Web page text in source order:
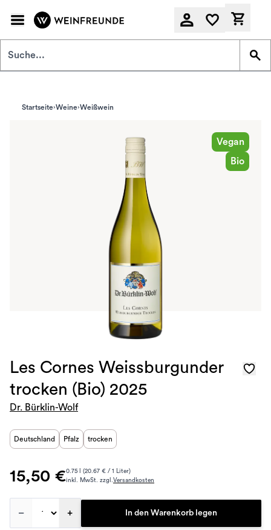
Startseite Weine Weißwein
Vegan
Bio
Les Cornes Weissburgunder
trocken (Bio) 2025
Dr. Bürklin-Wolf
Deutschland Pfalz trocken
15,50 €0.75 l (20.67 € / 1 Liter)
inkl. MwSt. zzgl.Versandkosten
– + In den Warenkorb legen